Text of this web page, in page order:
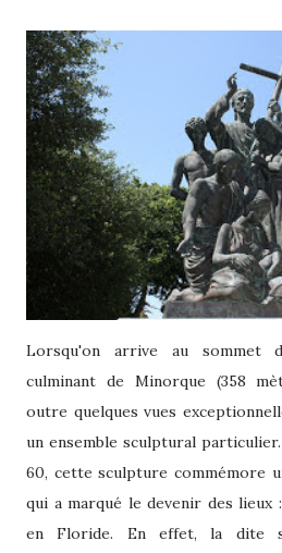
Lorsqu'on arrive au sommet
culminant de Minorque (358
outre quelques vues
un ensemble sculptural
60, cette sculpture commémore
qui a marqué le devenir des lieux
en Floride. En effet, la dite